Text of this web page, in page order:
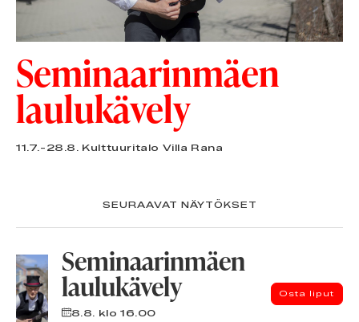
Seminaarinmäen
laulukävely
11.7.-28.8. Kulttuuritalo Villa Rana
SEURAAVAT NÄYTÖKSET
Seminaarinmäen
laulukävely
8.8.
klo 16.00
Osta liput